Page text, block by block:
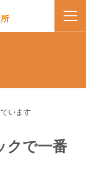
います
クで一番